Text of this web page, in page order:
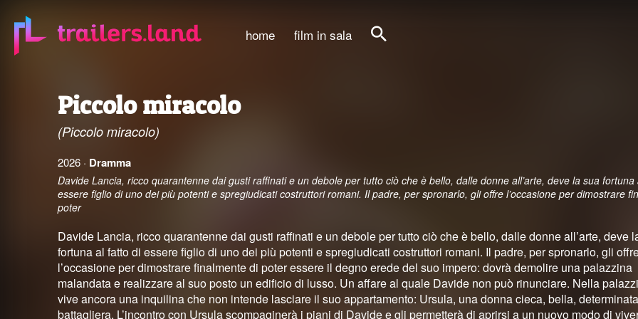
home film in sala
Piccolo miracolo
(Piccolo miracolo)
2026 · Dramma
Davide Lancia, ricco quarantenne dai gusti raffinati e un debole per tutto ciò che è bello, dalle donne all’arte, deve la sua fortuna
essere figlio di uno dei più potenti e spregiudicati costruttori romani. Il padre, per spronarlo, gli offre l’occasione per dimostrare
poter
Davide Lancia, ricco quarantenne dai gusti raffinati e un debole per tutto ciò che è bello, dalle donne all’arte, deve
fortuna al fatto di essere figlio di uno dei più potenti e spregiudicati costruttori romani. Il padre, per spronarlo, gli
l’occasione per dimostrare finalmente di poter essere il degno erede del suo impero: dovrà demolire una palazzina
malandata e realizzare al suo posto un edificio di lusso. Un affare al quale Davide non può rinunciare. Nella
vive ancora una inquilina che non intende lasciare il suo appartamento: Ursula, una donna cieca, bella,
battagliera. L’incontro con Ursula scompaginerà i piani di Davide e gli permetterà di aprirsi a un nuovo modo di